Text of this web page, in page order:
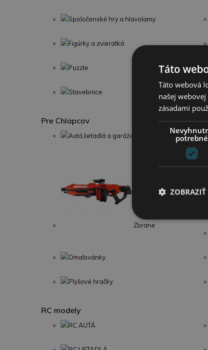
Spoločenské hry a hlavolamy
Figúrky a zvieratká
Puzzle
Stavebnice
Pre Chlapcov
Autá,lietadlá a garáže
Zbrane
Omaľovánky
Plyšové hračky
RC modely
RC AUTÁ
Táto
Táto webová
našej
zásadami
potrebné